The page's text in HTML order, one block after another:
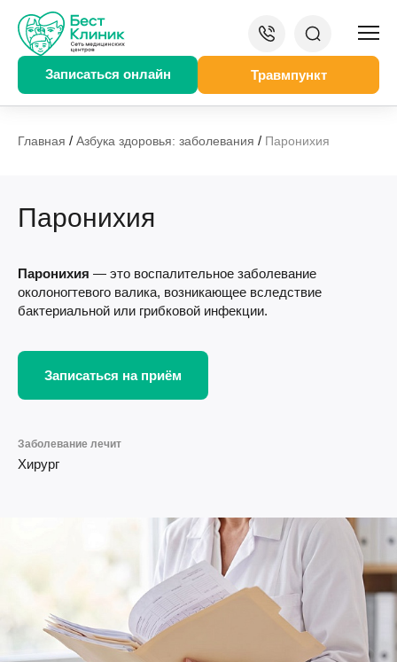
Записаться онлайн Травмпункт
Главная / Азбука здоровья: заболевания / Паронихия
Паронихия
Паронихия — это воспалительное заболевание
околоногтевого валика, возникающее вследствие
бактериальной или грибковой инфекции.
Записаться на приём
Заболевание лечит
Хирург